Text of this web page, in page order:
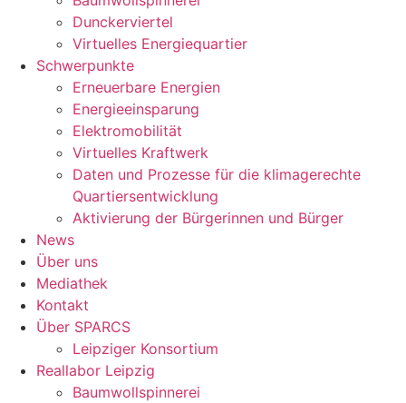
Dunckerviertel
Virtuelles Energiequartier
Schwerpunkte
Erneuerbare Energien
Energieeinsparung
Elektromobilität
Virtuelles Kraftwerk
Daten und Prozesse für die klimagerechte
Quartiersentwicklung
Aktivierung der Bürgerinnen und Bürger
News
Über uns
Mediathek
Kontakt
Über SPARCS
Leipziger Konsortium
Reallabor Leipzig
Baumwollspinnerei